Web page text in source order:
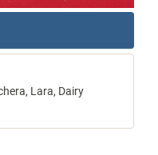
Lara, Dairy